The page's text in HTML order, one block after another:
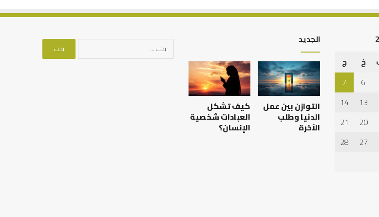
خ
ج
6
7
13
14
20
21
27
28
الجديد
التوازن بين عمل
الدنيا وطلب
الآخرة
كيف تشكل
العبادات شخصية
الإنسان؟
البحث